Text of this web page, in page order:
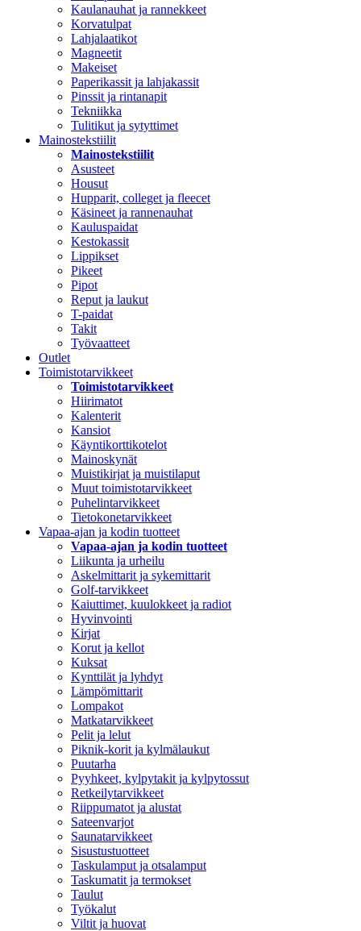
Kaulanauhat ja rannekkeet
Korvatulpat
Lahjalaatikot
Magneetit
Makeiset
Paperikassit ja lahjakassit
Pinssit ja rintanapit
Tekniikka
Tulitikut ja sytyttimet
Mainostekstiilit
Mainostekstiilit
Asusteet
Housut
Hupparit, colleget ja fleecet
Käsineet ja rannenauhat
Kauluspaidat
Kestokassit
Lippikset
Pikeet
Pipot
Reput ja laukut
T-paidat
Takit
Työvaatteet
Outlet
Toimistotarvikkeet
Toimistotarvikkeet
Hiirimatot
Kalenterit
Kansiot
Käyntikorttikotelot
Mainoskynät
Muistikirjat ja muistilaput
Muut toimistotarvikkeet
Puhelintarvikkeet
Tietokonetarvikkeet
Vapaa-ajan ja kodin tuotteet
Vapaa-ajan ja kodin tuotteet
Liikunta ja urheilu
Askelmittarit ja sykemittarit
Golf-tarvikkeet
Kaiuttimet, kuulokkeet ja radiot
Hyvinvointi
Kirjat
Korut ja kellot
Kuksat
Kynttilät ja lyhdyt
Lämpömittarit
Lompakot
Matkatarvikkeet
Pelit ja lelut
Piknik-korit ja kylmälaukut
Puutarha
Pyyhkeet, kylpytakit ja kylpytossut
Retkeilytarvikkeet
Riippumatot ja alustat
Sateenvarjot
Saunatarvikkeet
Sisustustuotteet
Taskulamput ja otsalamput
Taskumatit ja termokset
Taulut
Työkalut
Viltit ja huovat